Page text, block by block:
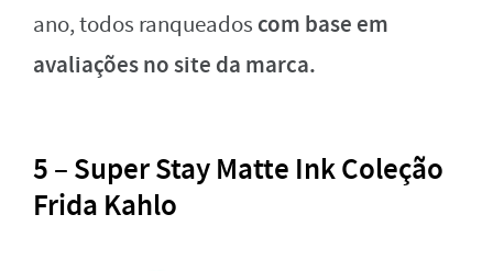
ano, todos ranqueados com base em
avaliações no site da marca.
5 – Super Stay Matte Ink Coleção
Frida Kahlo